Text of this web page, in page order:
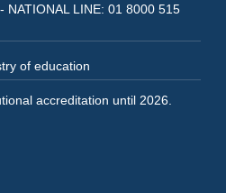
NATIONAL LINE: 01 8000 515
of education
accreditation until 2026.